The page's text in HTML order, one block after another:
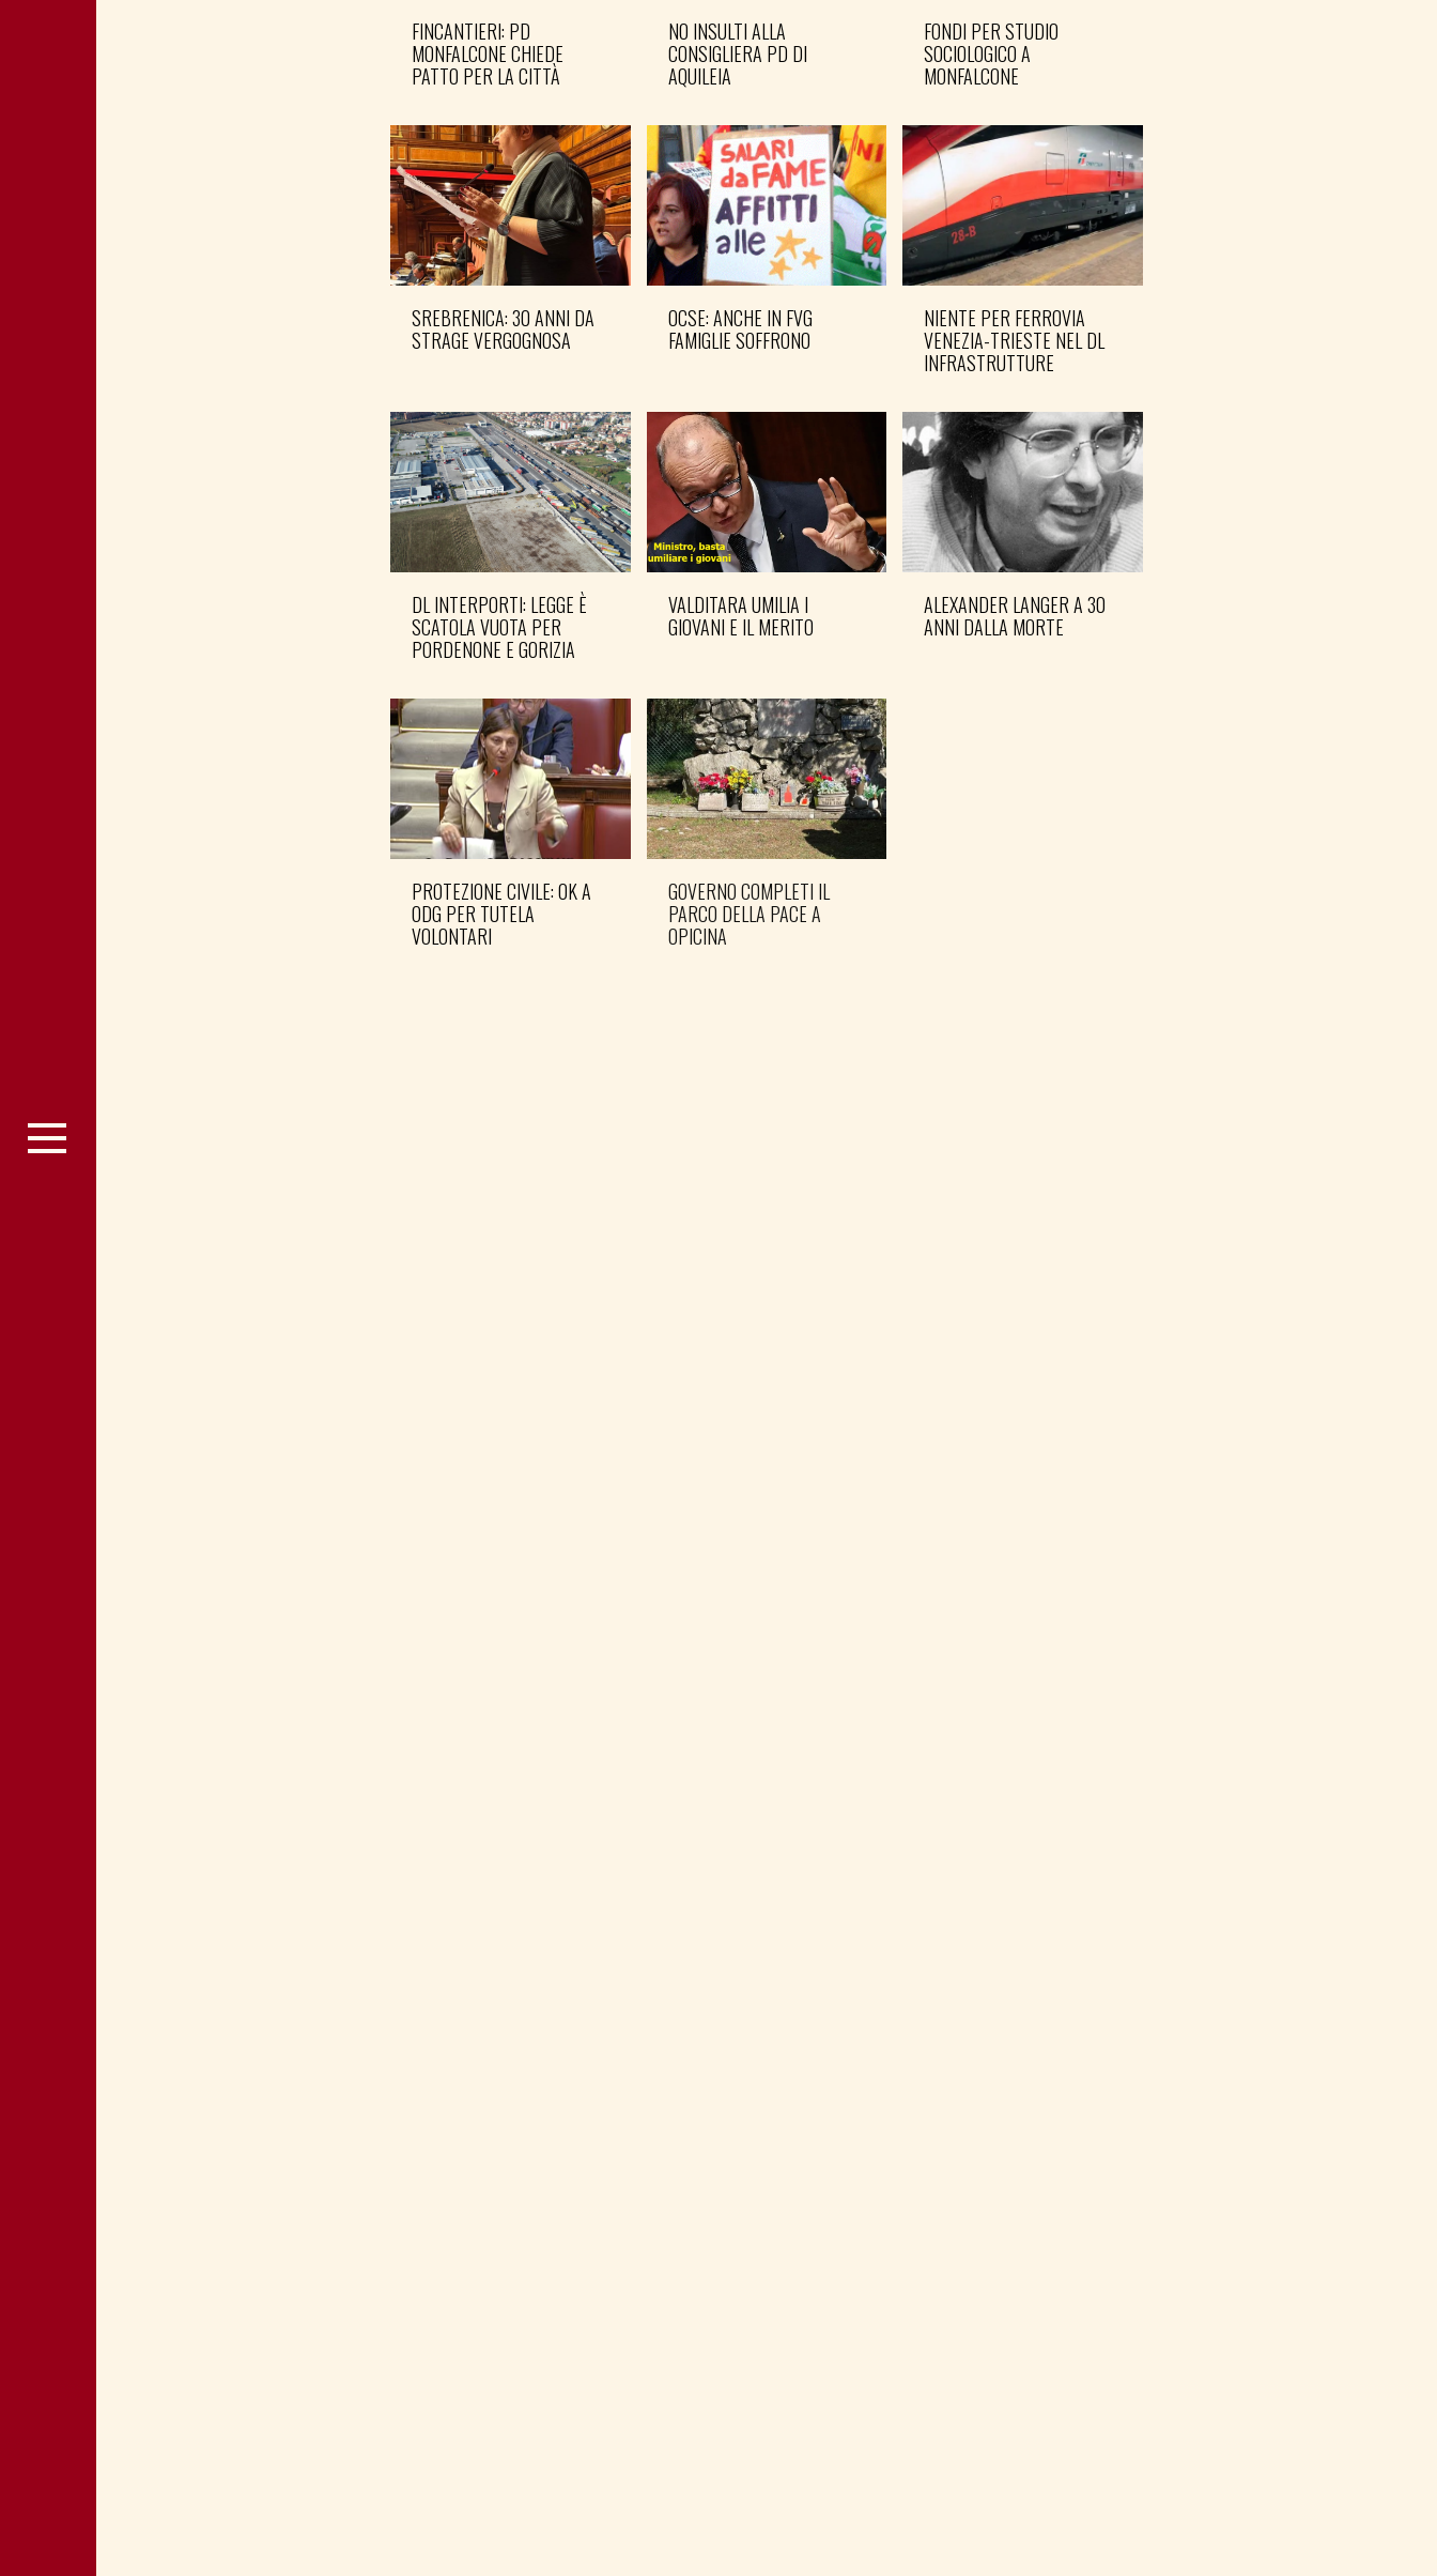
FINCANTIERI: PD
MONFALCONE CHIEDE
PATTO PER LA CITTÀ
NO INSULTI ALLA
CONSIGLIERA PD DI
AQUILEIA
FONDI PER STUDIO
SOCIOLOGICO A
MONFALCONE
SREBRENICA: 30 ANNI DA
STRAGE VERGOGNOSA
OCSE: ANCHE IN FVG
FAMIGLIE SOFFRONO
NIENTE PER FERROVIA
VENEZIA-TRIESTE NEL DL
INFRASTRUTTURE
DL INTERPORTI: LEGGE È
SCATOLA VUOTA PER
PORDENONE E GORIZIA
VALDITARA UMILIA I
GIOVANI E IL MERITO
ALEXANDER LANGER A 30
ANNI DALLA MORTE
PROTEZIONE CIVILE: OK A
ODG PER TUTELA
VOLONTARI
GOVERNO COMPLETI IL
PARCO DELLA PACE A
OPICINA